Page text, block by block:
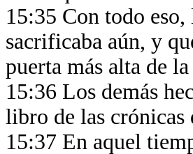
15:35 Con todo
sacrificaba aún, y
puerta más alta de
15:36 Los demás
libro de las crónicas
15:37 En aquel